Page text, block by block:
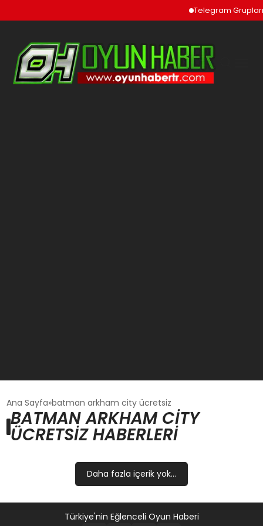
Telegram Grupları
GÜNCEL
OYUN HABERLERI
EĞITIM
Ana Sayfa batman arkham city ücretsiz
BATMAN ARKHAM CITY
ÜCRETSIZ HABERLERI
Daha fazla içerik yok...
Türkiye'nin Eğlenceli Oyun Haberi